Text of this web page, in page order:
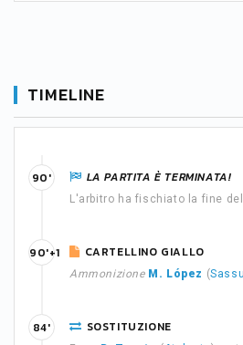
TIMELINE
LA PARTITA È TERMINATA!
L'arbitro ha fischiato la fine
90'
CARTELLINO GIALLO
Ammonizione M. López (
90'+1
SOSTITUZIONE
84'